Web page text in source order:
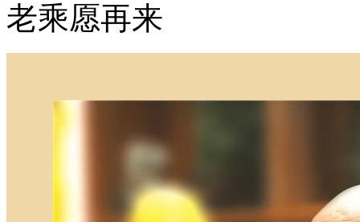
老乘愿再来